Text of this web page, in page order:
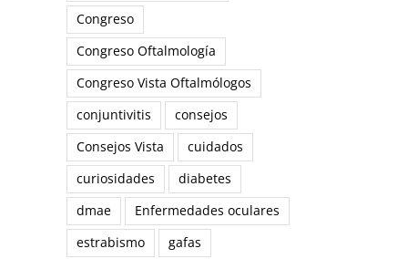
Congreso
Congreso Oftalmología
Congreso Vista Oftalmólogos
conjuntivitis
consejos
Consejos Vista
cuidados
curiosidades
diabetes
dmae
Enfermedades oculares
estrabismo
gafas